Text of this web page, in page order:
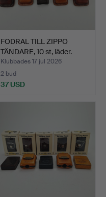
FODRAL TILL ZIPPO
TÄNDARE, 10 st, läder.
Klubbades 17 jul 2026
2 bud
37 USD